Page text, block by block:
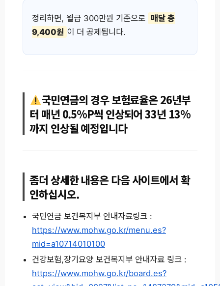
정리하면, 월급 300만원 기준으로 매달 총
9,400원 이 더 공제됩니다.
국민연금의 경우 보험료율은 26년부
터 매년 0.5%P씩 인상되어 33년 13%
까지 인상될 예정입니다
좀더 상세한 내용은 다음 사이트에서 확
인하십시오.
국민연금 보건복지부 안내자료링크 :
https://www.mohw.go.kr/menu.es?
mid=a10714010100
건강보험,장기요양 보건복지부 안내자료 링크 :
https://www.mohw.go.kr/board.es?